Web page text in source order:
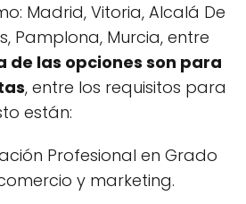
Madrid, Vitoria, Alcalá De
Pamplona, Murcia, entre
de las opciones son para
, entre los requisitos para
están:
Profesional en Grado
y marketing.